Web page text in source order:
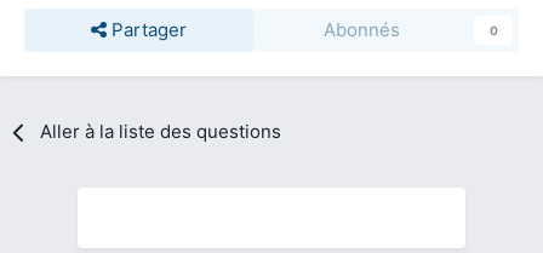
Partager Abonnés 0
Aller à la liste des questions